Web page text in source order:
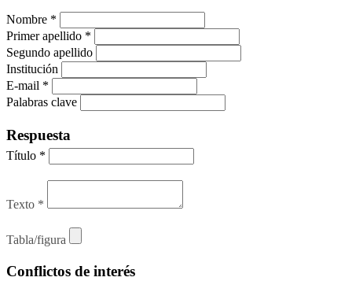
Nombre *
Primer apellido *
Segundo apellido
Institución
E-mail *
Palabras clave
Respuesta
Título *
Texto *
Tabla/figura
Conflictos de interés